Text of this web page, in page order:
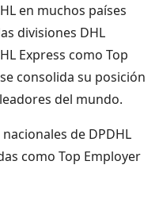
en muchos países
divisiones DHL
Express como Top
consolida su posición
del mundo.
de DPDHL
como Top Employer